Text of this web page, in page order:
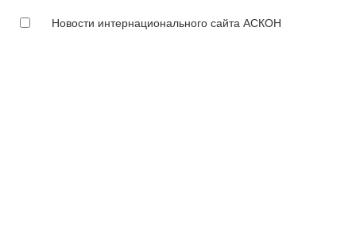
Новости интернационального сайта АСКОН